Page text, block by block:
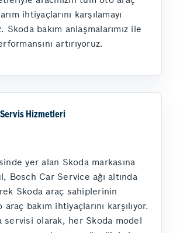
ihtiyaçlarını karşılamayı
Skoda bakım anlaşmalarımız ile
artırıyoruz.
Hizmetleri
yer alan Skoda markasına
Bosch Car Service ağı altında
Skoda araç sahiplerinin
bakım ihtiyaçlarını karşılıyor.
servisi olarak, her Skoda model